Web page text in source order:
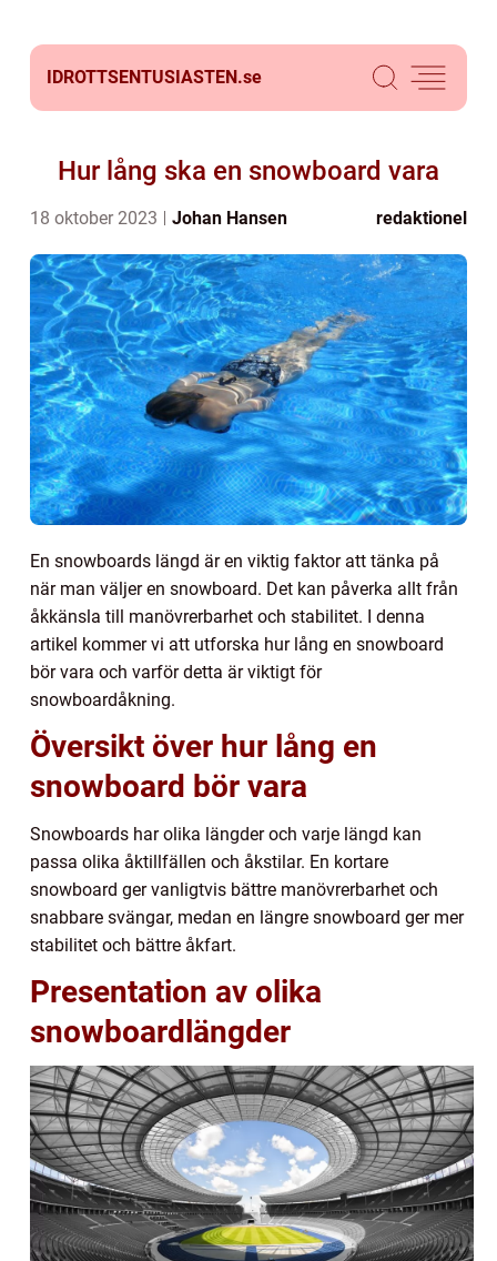
IDROTTSENTUSIASTEN.se
Hur lång ska en snowboard vara
18 oktober 2023 Johan Hansen redaktionel
En snowboards längd är en viktig faktor att tänka på
när man väljer en snowboard. Det kan påverka allt från
åkkänsla till manövrerbarhet och stabilitet. I denna
artikel kommer vi att utforska hur lång en snowboard
bör vara och varför detta är viktigt för
snowboardåkning.
Översikt över hur lång en
snowboard bör vara
Snowboards har olika längder och varje längd kan
passa olika åktillfällen och åkstilar. En kortare
snowboard ger vanligtvis bättre manövrerbarhet och
snabbare svängar, medan en längre snowboard ger mer
stabilitet och bättre åkfart.
Presentation av olika
snowboardlängder